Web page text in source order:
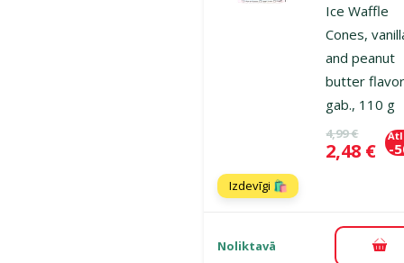
Ice Waffle
Cones,
and peanut
butter
gab., 110 g
Oriģinālā
4,99 €
Cena
2,48 € -
Izdevīgi 🛍️
Noliktavā